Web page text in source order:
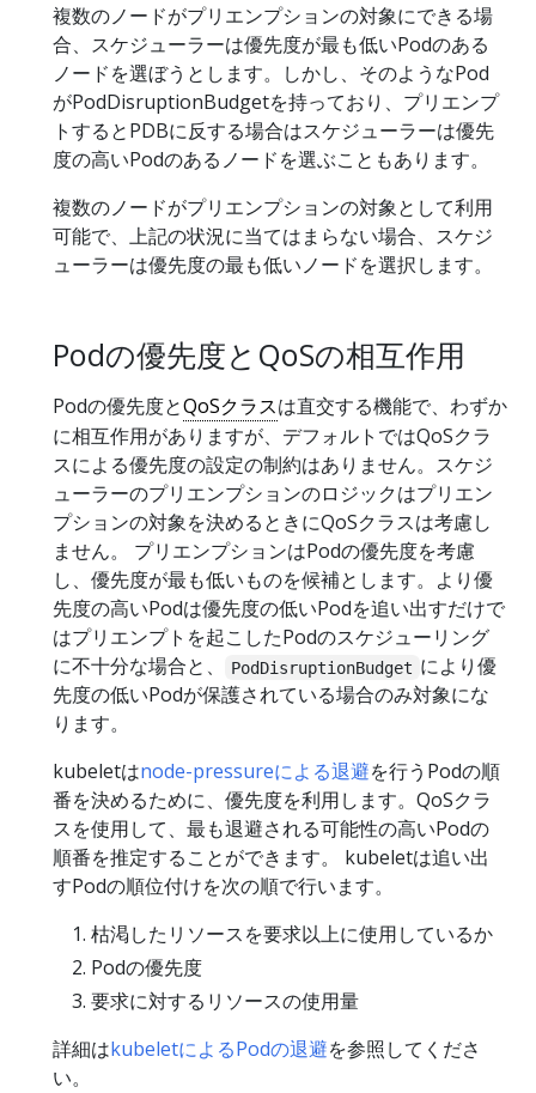
複数のノードがプリエンプションの対象にできる場
合、スケジューラーは優先度が最も低いPodのある
ノードを選ぼうとします。しかし、そのようなPod
がPodDisruptionBudgetを持っており、プリエンプ
トするとPDBに反する場合はスケジューラーは優先
度の高いPodのあるノードを選ぶこともあります。
複数のノードがプリエンプションの対象として利用
可能で、上記の状況に当てはまらない場合、スケジ
ューラーは優先度の最も低いノードを選択します。
Podの優先度とQoSの相互作用
Podの優先度とQoSクラスは直交する機能で、わずか
に相互作用がありますが、デフォルトではQoSクラ
スによる優先度の設定の制約はありません。スケジ
ューラーのプリエンプションのロジックはプリエン
プションの対象を決めるときにQoSクラスは考慮し
ません。 プリエンプションはPodの優先度を考慮
し、優先度が最も低いものを候補とします。より優
先度の高いPodは優先度の低いPodを追い出すだけで
はプリエンプトを起こしたPodのスケジューリング
に不十分な場合と、
PodDisruptionBudget により優
先度の低いPodが保護されている場合のみ対象にな
ります。
kubeletはnode-pressureによる退避を行うPodの順
番を決めるために、優先度を利用します。QoSクラ
スを使用して、最も退避される可能性の高いPodの
順番を推定することができます。 kubeletは追い出
すPodの順位付けを次の順で行います。
枯渇したリソースを要求以上に使用しているか
Podの優先度
要求に対するリソースの使用量
詳細はkubeletによるPodの退避を参照してくださ
い。